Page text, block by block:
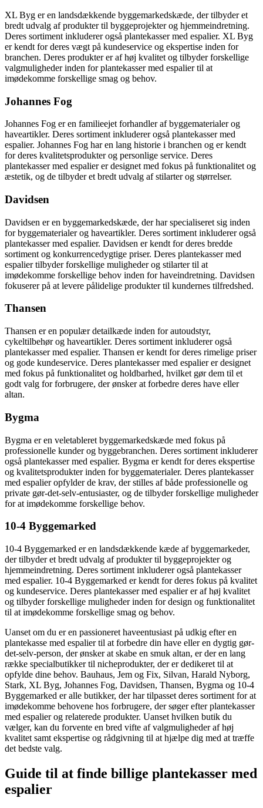
XL Byg er en landsdækkende byggemarkedskæde, der tilbyder et
bredt udvalg af produkter til byggeprojekter og hjemmeindretning.
Deres sortiment inkluderer også plantekasser med espalier. XL Byg
er kendt for deres vægt på kundeservice og ekspertise inden for
branchen. Deres produkter er af høj kvalitet og tilbyder forskellige
valgmuligheder inden for plantekasser med espalier til at
imødekomme forskellige smag og behov.
Johannes Fog
Johannes Fog er en familieejet forhandler af byggematerialer og
haveartikler. Deres sortiment inkluderer også plantekasser med
espalier. Johannes Fog har en lang historie i branchen og er kendt
for deres kvalitetsprodukter og personlige service. Deres
plantekasser med espalier er designet med fokus på funktionalitet og
æstetik, og de tilbyder et bredt udvalg af stilarter og størrelser.
Davidsen
Davidsen er en byggemarkedskæde, der har specialiseret sig inden
for byggematerialer og haveartikler. Deres sortiment inkluderer også
plantekasser med espalier. Davidsen er kendt for deres bredde
sortiment og konkurrencedygtige priser. Deres plantekasser med
espalier tilbyder forskellige muligheder og stilarter til at
imødekomme forskellige behov inden for haveindretning. Davidsen
fokuserer på at levere pålidelige produkter til kundernes tilfredshed.
Thansen
Thansen er en populær detailkæde inden for autoudstyr,
cykeltilbehør og haveartikler. Deres sortiment inkluderer også
plantekasser med espalier. Thansen er kendt for deres rimelige priser
og gode kundeservice. Deres plantekasser med espalier er designet
med fokus på funktionalitet og holdbarhed, hvilket gør dem til et
godt valg for forbrugere, der ønsker at forbedre deres have eller
altan.
Bygma
Bygma er en veletableret byggemarkedskæde med fokus på
professionelle kunder og byggebranchen. Deres sortiment inkluderer
også plantekasser med espalier. Bygma er kendt for deres ekspertise
og kvalitetsprodukter inden for byggematerialer. Deres plantekasser
med espalier opfylder de krav, der stilles af både professionelle og
private gør-det-selv-entusiaster, og de tilbyder forskellige muligheder
for at imødekomme forskellige behov.
10-4 Byggemarked
10-4 Byggemarked er en landsdækkende kæde af byggemarkeder,
der tilbyder et bredt udvalg af produkter til byggeprojekter og
hjemmeindretning. Deres sortiment inkluderer også plantekasser
med espalier. 10-4 Byggemarked er kendt for deres fokus på kvalitet
og kundeservice. Deres plantekasser med espalier er af høj kvalitet
og tilbyder forskellige muligheder inden for design og funktionalitet
til at imødekomme forskellige smag og behov.
Uanset om du er en passioneret haveentusiast på udkig efter en
plantekasse med espalier til at forbedre din have eller en dygtig gør-
det-selv-person, der ønsker at skabe en smuk altan, er der en lang
række specialbutikker til nicheprodukter, der er dedikeret til at
opfylde dine behov. Bauhaus, Jem og Fix, Silvan, Harald Nyborg,
Stark, XL Byg, Johannes Fog, Davidsen, Thansen, Bygma og 10-4
Byggemarked er alle butikker, der har tilpasset deres sortiment for at
imødekomme behovene hos forbrugere, der søger efter plantekasser
med espalier og relaterede produkter. Uanset hvilken butik du
vælger, kan du forvente en bred vifte af valgmuligheder af høj
kvalitet samt ekspertise og rådgivning til at hjælpe dig med at træffe
det bedste valg.
Guide til at finde billige plantekasser med
espalier